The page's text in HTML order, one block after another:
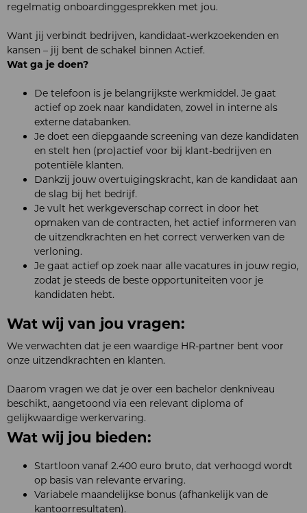
regelmatig onboardinggesprekken met jou.
Want jij verbindt bedrijven, kandidaat-werkzoekenden en
kansen – jij bent de schakel binnen Actief.
Wat ga je doen?
De telefoon is je belangrijkste werkmiddel. Je gaat
actief op zoek naar kandidaten, zowel in interne als
externe databanken.
Je doet een diepgaande screening van deze kandidaten
en stelt hen (pro)actief voor bij klant-bedrijven en
potentiële klanten.
Dankzij jouw overtuigingskracht, kan de kandidaat aan
de slag bij het bedrijf.
Je vult het werkgeverschap correct in door het
opmaken van de contracten, het actief informeren van
de uitzendkrachten en het correct verwerken van de
verloning.
Je gaat actief op zoek naar alle vacatures in jouw regio,
zodat je steeds de beste opportuniteiten voor je
kandidaten hebt.
Wat wij van jou vragen:
We verwachten dat je een waardige HR-partner bent voor
onze uitzendkrachten en klanten.
Daarom vragen we dat je over een bachelor denkniveau
beschikt, aangetoond via een relevant diploma of
gelijkwaardige werkervaring.
Wat wij jou bieden:
Startloon vanaf 2.400 euro bruto, dat verhoogd wordt
op basis van relevante ervaring.
Variabele maandelijkse bonus (afhankelijk van de
kantoorresultaten).